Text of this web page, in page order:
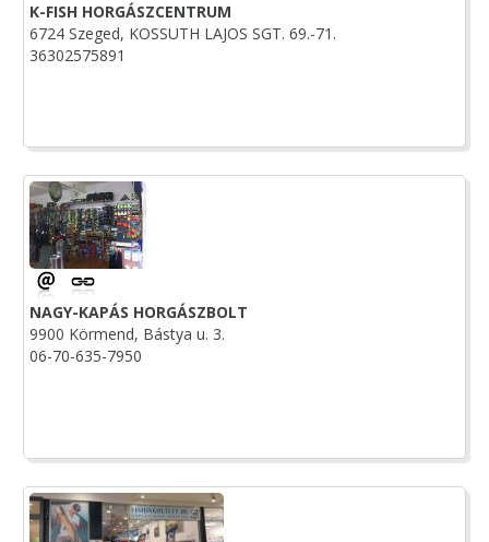
K-FISH HORGÁSZCENTRUM
6724 Szeged, KOSSUTH LAJOS SGT. 69.-71.
36302575891
NAGY-KAPÁS HORGÁSZBOLT
9900 Körmend, Bástya u. 3.
06-70-635-7950